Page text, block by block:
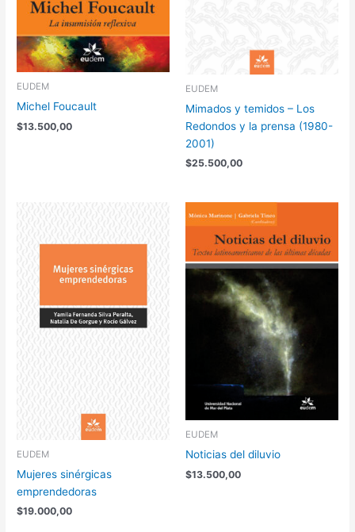
EUDEM
Michel Foucault
$13.500,00
EUDEM
Mimados y temidos – Los
Redondos y la prensa (1980-
2001)
$25.500,00
EUDEM
Mujeres sinérgicas
emprendedoras
$19.000,00
EUDEM
Noticias del diluvio
$13.500,00